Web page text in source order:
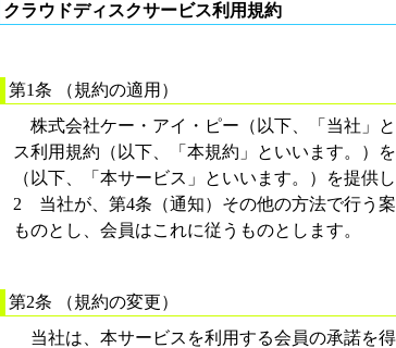
クラウドディスクサービス利用規約
第1条 （規約の適用）
株式会社ケー・アイ・ピー（以下、「当社」
ス利用規約（以下、「本規約」といいます。）
（以下、「本サービス」といいます。）を提供し
2 当社が、第4条（通知）その他の方法で行う
ものとし、会員はこれに従うものとします。
第2条 （規約の変更）
当社は、本サービスを利用する会員の承諾を